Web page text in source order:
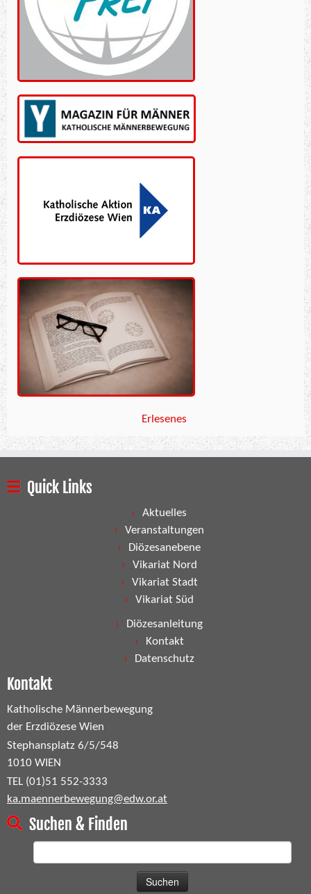
Erlesenes
Quick Links
Aktuelles
Veranstaltungen
Diözesanebene
Vikariat Nord
Vikariat Stadt
Vikariat Süd
Diözesanleitung
Kontakt
Datenschutz
Kontakt
Katholische Männerbewegung
der Erzdiözese Wien
Stephansplatz 6/5/548
1010 WIEN
TEL (01)51 552-3333
ka.maennerbewegung@edw.or.at
Suchen & Finden